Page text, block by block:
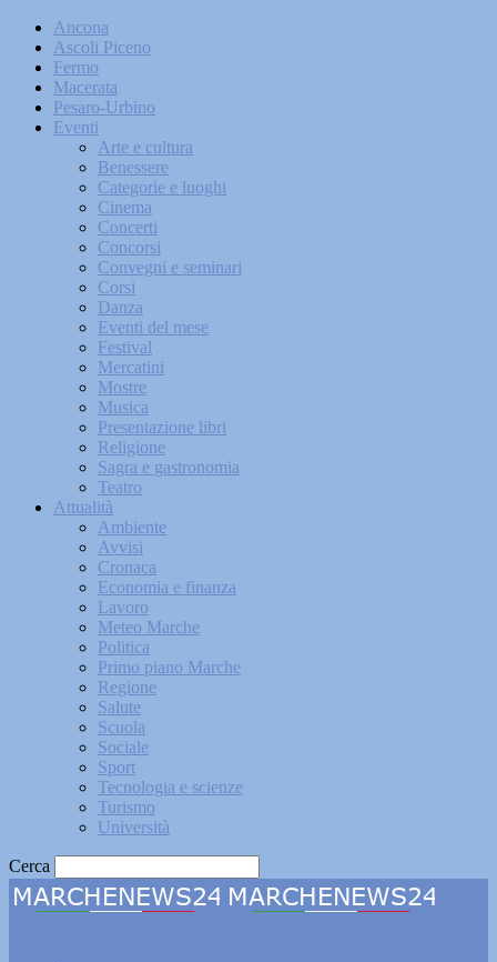
Ancona
Ascoli Piceno
Fermo
Macerata
Pesaro-Urbino
Eventi
Arte e cultura
Benessere
Categorie e luoghi
Cinema
Concerti
Concorsi
Convegni e seminari
Corsi
Danza
Eventi del mese
Festival
Mercatini
Mostre
Musica
Presentazione libri
Religione
Sagra e gastronomia
Teatro
Attualità
Ambiente
Avvisi
Cronaca
Economia e finanza
Lavoro
Meteo Marche
Politica
Primo piano Marche
Regione
Salute
Scuola
Sociale
Sport
Tecnologia e scienze
Turismo
Università
Cerca